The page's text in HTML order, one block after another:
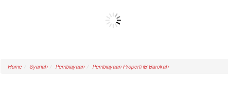
Home Syariah Pembiayaan Pembiayaan Properti iB Barokah